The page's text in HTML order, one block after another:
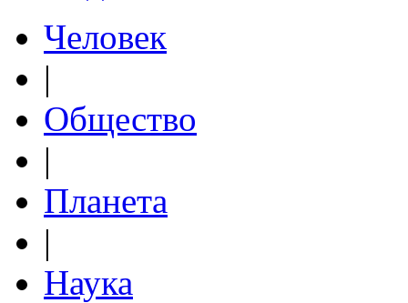
Человек
|
Общество
|
Планета
|
Наука